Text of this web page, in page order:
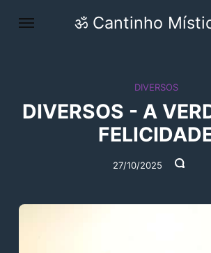
ॐ Cantinho
DIVERSOS
DIVERSOS - A
27/10/2025